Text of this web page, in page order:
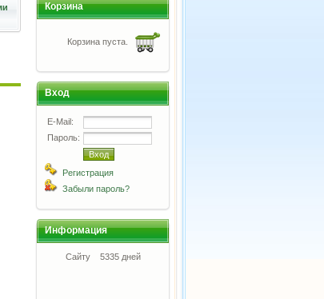
Корзина
Корзина пуста.
Вход
E-Mail:
Пароль:
Регистрация
Забыли пароль?
Информация
Сайту 5335 дней